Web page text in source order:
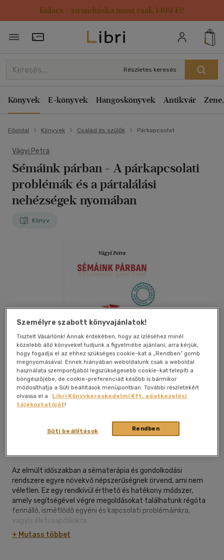
Kulacs / strandtáska most csak 1499 Ft!
Törzsvásárlói Kártya adatai
Részletes keresés
Könyvek E-könyvek Hangoskönyvek Antikvár
Főoldal Könyvek Család és szülők Párkapcsolat
Vágyi Petra
Sémáink párban - A párkapcsolati
problémák és a pártalálási
nehézségek nyomában
Könyv
Az elmúlt időszakban a sématerápia és gondolkodási
rendszere egyre növekvő népszerűségnek örvend, ami nem
véletlen. Ez egy rendkívül érthető és hatékony módszer,
amely segítségével végre megoldásokat találhatunk régóta
fennálló, ismétlődő egyéni és kapcsolati problémáinkra,
vagyis életcsapdáinkra.
Ez a könyv arra vállalkozik, hogy bemutassa a tipikus
párkapcsolati problémák és a párnélküliség mögött rejlő
+ Mutass többet
Személyre szabott könyvajánlatok!
Tisztelt Vásárlónk! Annak érdekében, hogy az ízléséhez minél
közelebb álló könyveket tudjunk a figyelmébe ajánlani, arra kérjük,
hogy fogadja el az ehhez szükséges cookie-kat a „Rendben” gomb
megnyomásával. Ennek hiányában weboldalunk csak a weboldal
használata szempontjából legszükségesebb cookie-kat telepíti a
böngészőjébe, de cookie-preferenciáit később is bármikor
módosíthatja a Süti beállítások menüpontban. További részletekért
olvassa el a
Libri Könyvkereskedelmi Kft. adatkezelési
tájékoztatóját!
Rendben
Süti beállítások